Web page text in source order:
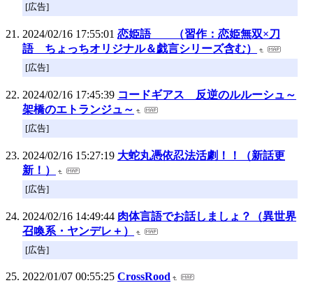
[広告]
2024/02/16 17:55:01 恋姫語 （習作：恋姫無双×刀
語 ちょっちオリジナル＆戯言シリーズ含む）
[広告]
2024/02/16 17:45:39 コードギアス 反逆のルルーシュ～
架橋のエトランジュ～
[広告]
2024/02/16 15:27:19 大蛇丸憑依忍法活劇！！（新話更
新！）
[広告]
2024/02/16 14:49:44 肉体言語でお話しましょ？（異世界
召喚系・ヤンデレ＋）
[広告]
2022/01/07 00:55:25 CrossRood